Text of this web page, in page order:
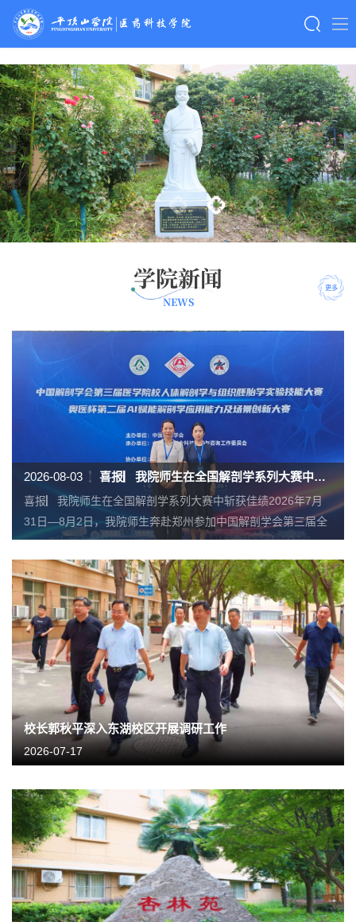
学院新闻
NEWS
更多
2026-08-03 喜报▏我院师生在全国解剖学系列大赛中斩获佳绩
喜报▏我院师生在全国解剖学系列大赛中斩获佳绩2026年7月
31日—8月2日，我院师生奔赴郑州参加中国解剖学会第三届全
国医学院校人体解剖学与组织胚胎学实验技能大赛、第二届AI
赋能解剖学应用能力及场景创新大赛。本...
校长郭秋平深入东湖校区开展调研工作
2026-07-17